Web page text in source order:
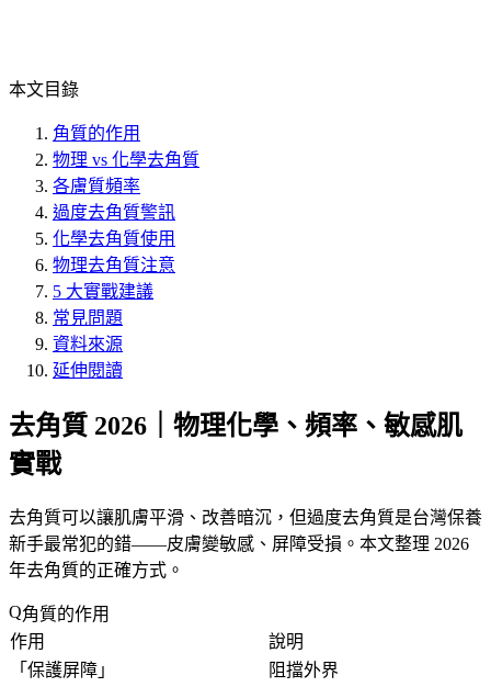
本文目錄
角質的作用
物理 vs 化學去角質
各膚質頻率
過度去角質警訊
化學去角質使用
物理去角質注意
5 大實戰建議
常見問題
資料來源
延伸閱讀
去角質 2026｜物理化學、頻率、敏感肌
實戰
去角質可以讓肌膚平滑、改善暗沉，但過度去角質是台灣保養
新手最常犯的錯——皮膚變敏感、屏障受損。本文整理 2026
年去角質的正確方式。
角質的作用
作用
說明
「 保護屏障 」
阻擋外界